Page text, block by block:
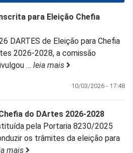
para Eleição Chefia
DARTES de Eleição para Chefia
2026-2028, a comissão
… leia mais
10/03/2026 - 17:48
do DArtes 2026-2028
pela Portaria 8230/2025
os trâmites da eleição para
mais